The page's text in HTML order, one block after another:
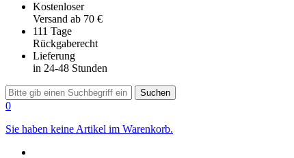
Kostenloser
Versand ab 70 €
111 Tage
Rückgaberecht
Lieferung
in 24-48 Stunden
Suchen
0
Sie haben keine Artikel im Warenkorb.